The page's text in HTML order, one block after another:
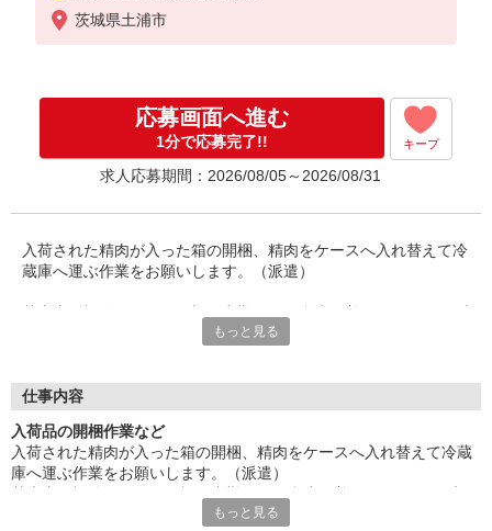
茨城県土浦市
応募画面へ進む
1分で応募完了!! キープ
求人応募期間：2026/08/05～2026/08/31
入荷された精肉が入った箱の開梱、精肉をケースへ入れ替えて冷
蔵庫へ運ぶ作業をお願いします。（派遣）
ワーク。重量物（平均20〜30キロ）の対応あり。
給与即払いOK！ただし就業状況によりご利用いただけない場合
『テクノ・サービス』は、派遣業界大手スタッフサービスグルー
プです。
全国にあるお仕事の中から、一人ひとりのスキルや希望条件に応
じたお仕事をご案内します。
もっと見る
仕事内容
入荷品の開梱作業など
入荷された精肉が入った箱の開梱、精肉をケースへ入れ替えて冷蔵
庫へ運ぶ作業をお願いします。（派遣）
ーク。重量物（平均20〜30キロ）の対応あり。
もっと見る